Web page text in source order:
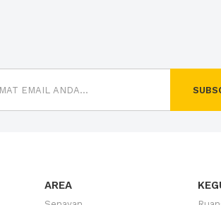
AREA